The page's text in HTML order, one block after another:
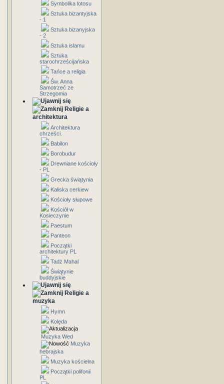
Symbolika lotosu
Sztuka bizantyjska
- 1
Sztuka bizanyjska
- 2
Sztuka islamu
Sztuka
starochrześcijańska
Tańce a religia
Św. Anna
Samotrzeć ze
Strzegomia
Religie a
architektura
Architektura
chrześci.
Babilon
Borobudur
Drewniane kościoły
- PL
Grecka świątynia
Kaliska cerkiew
Kościoły słupowe
Kościół w
Kosieczynie
Paestum
Panteon
Początki
architektury PL
Tadż Mahal
Świątynie
buddyjskie
Religie a
muzyka
Hymn
Kolęda
Muzyka Wed
Muzyka
hebrajska
Muzyka kościelna
Początki polifonii
PL